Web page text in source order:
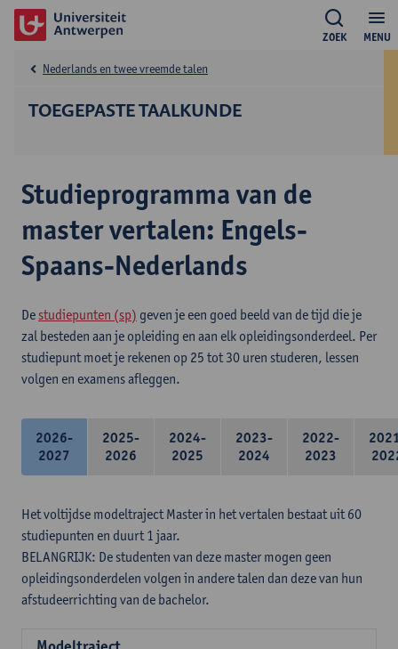
MENU
ZOEK
TOEGEPASTE TAALKUNDE
Nederlands en twee vreemde talen
Studieprogramma van de
master vertalen: Engels-
Spaans-Nederlands
De studiepunten (sp) geven je een goed beeld van de tijd die je
zal besteden aan je opleiding en aan elk opleidingsonderdeel. Per
studiepunt moet je rekenen op 25 tot 30 uren studeren, lessen
volgen en examens afleggen.
2026-
2027
2025-
2026
2024-
2025
2023-
2024
2022-
2023
Het voltijdse modeltraject Master in het vertalen bestaat uit 60
studiepunten en duurt 1 jaar.
BELANGRIJK: De studenten van deze master mogen geen
opleidingsonderdelen volgen in andere talen dan deze van hun
afstudeerrichting van de bachelor.